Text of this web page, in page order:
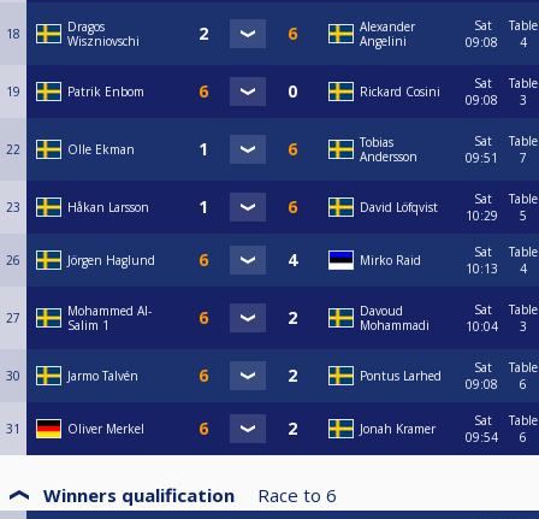
18
Dragos
Wiszniovschi
Alexander
Angelini
Sat
09:08
Table
4
19 Patrik Enbom Rickard Cosini
Sat
09:08
Table
3
22 Olle Ekman
Tobias
Andersson
Sat
09:51
Table
7
23 Håkan Larsson David Löfqvist
Sat
10:29
Table
5
26 Jörgen Haglund Mirko Raid
Sat
10:13
Table
4
27
Mohammed Al-
Salim 1
Davoud
Mohammadi
Sat
10:04
Table
3
30 Jarmo Talvén Pontus Larhed
Sat
09:08
Table
6
31 Oliver Merkel Jonah Kramer
Sat
09:54
Table
6
Winners qualification Race to 6